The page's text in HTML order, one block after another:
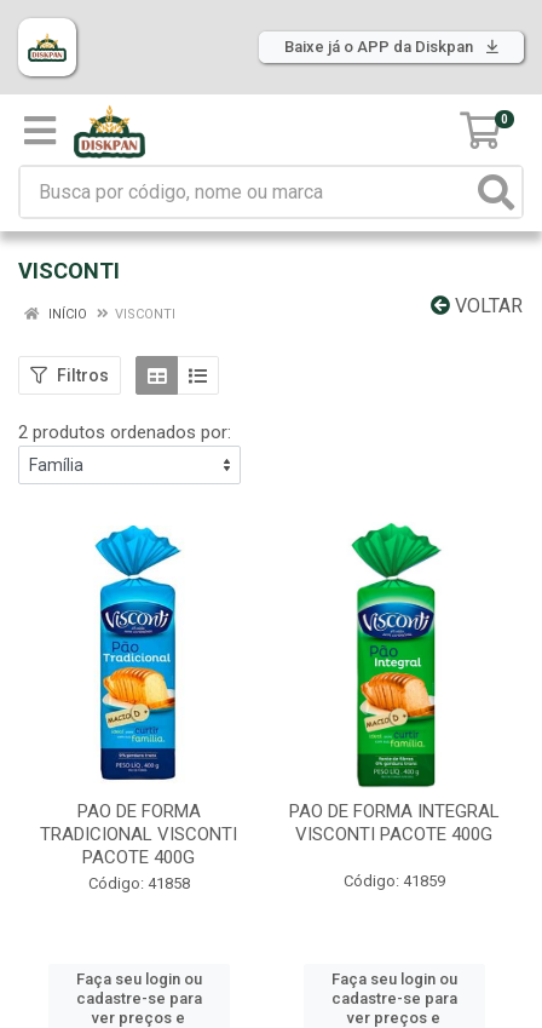
Baixe já o APP da Diskpan
0
VISCONTI
VOLTAR
INÍCIO VISCONTI
Filtros
2 produtos ordenados por:
PAO DE FORMA
TRADICIONAL VISCONTI
PACOTE 400G
Código: 41858
Faça seu login ou
cadastre-se para
ver preços e
PAO DE FORMA INTEGRAL
VISCONTI PACOTE 400G
Código: 41859
Faça seu login ou
cadastre-se para
ver preços e